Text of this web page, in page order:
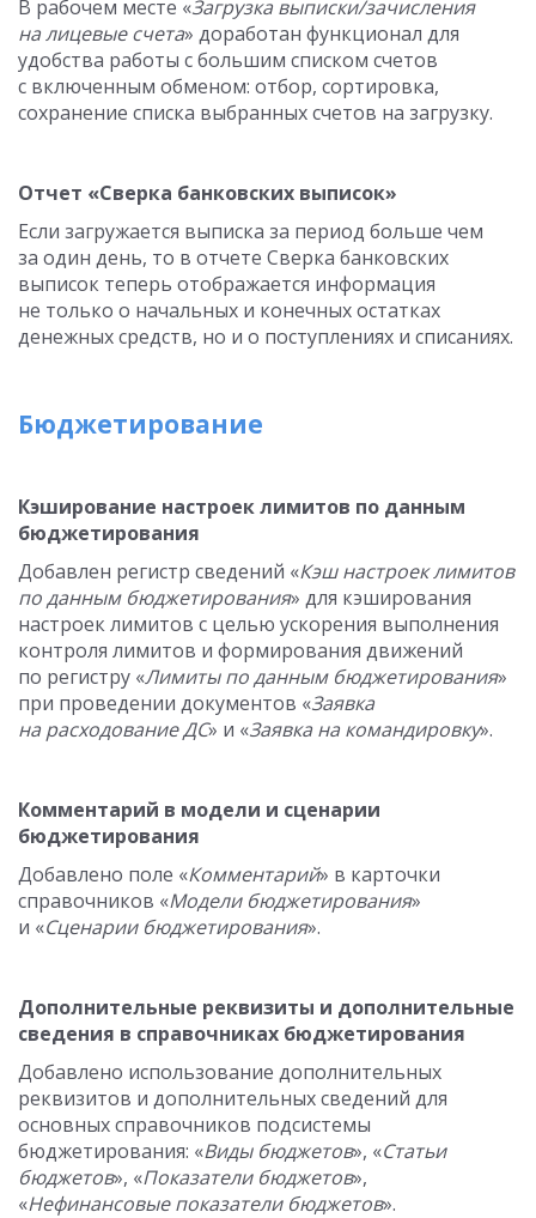
В рабочем месте «Загрузка выписки/зачисления
на лицевые счета» доработан функционал для
удобства работы с большим списком счетов
с включенным обменом: отбор, сортировка,
сохранение списка выбранных счетов на загрузку.
Отчет «Сверка банковских выписок»
Если загружается выписка за период больше чем
за один день, то в отчете Сверка банковских
выписок теперь отображается информация
не только о начальных и конечных остатках
денежных средств, но и о поступлениях и списаниях.
Бюджетирование
Кэширование настроек лимитов по данным
бюджетирования
Добавлен регистр сведений «Кэш настроек лимитов
по данным бюджетирования» для кэширования
настроек лимитов с целью ускорения выполнения
контроля лимитов и формирования движений
по регистру «Лимиты по данным бюджетирования»
при проведении документов «Заявка
на расходование ДС» и «Заявка на командировку».
Комментарий в модели и сценарии
бюджетирования
Добавлено поле «Комментарий» в карточки
справочников «Модели бюджетирования»
и «Сценарии бюджетирования».
Дополнительные реквизиты и дополнительные
сведения в справочниках бюджетирования
Добавлено использование дополнительных
реквизитов и дополнительных сведений для
основных справочников подсистемы
бюджетирования: «Виды бюджетов», «Статьи
бюджетов», «Показатели бюджетов»,
«Нефинансовые показатели бюджетов».